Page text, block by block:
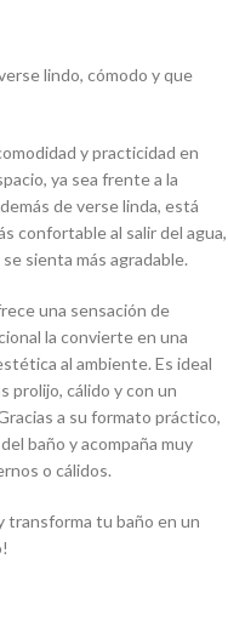
lindo, cómodo y que
y practicidad en
ya sea frente a la
de verse linda, está
confortable al salir del agua,
sienta más agradable.
una sensación de
la convierte en una
al ambiente. Es ideal
prolijo, cálido y con un
a su formato práctico,
baño y acompaña muy
o cálidos.
transforma tu baño en un